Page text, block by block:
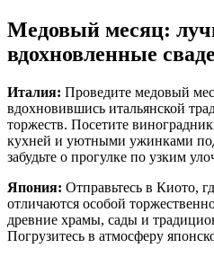
Медовый месяц:
вдохновленные
Италия: Проведите медовый
вдохновившись итальянской
торжеств. Посетите
кухней и уютными ужинками
забудьте о прогулке по узким
Япония: Отправьтесь в Киото,
отличаются особой
древние храмы, сады и
Погрузитесь в атмосферу